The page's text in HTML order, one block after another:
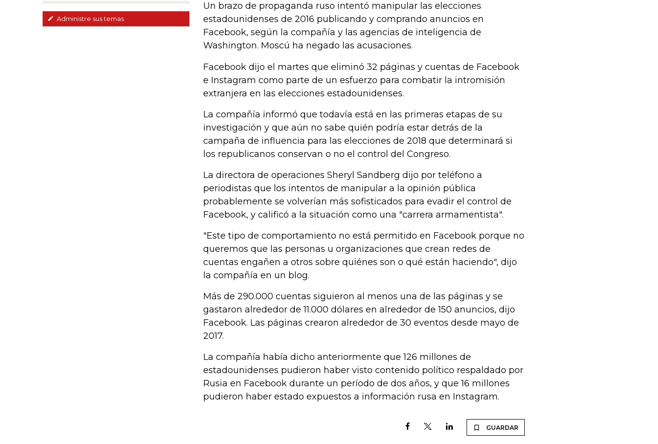
Administre sus temas
Un brazo de propaganda ruso intentó manipular las elecciones
estadounidenses de 2016 publicando y comprando anuncios en
Facebook, según la compañía y las agencias de inteligencia de
Washington. Moscú ha negado las acusaciones.
Facebook dijo el martes que eliminó 32 páginas y cuentas de Facebook
e Instagram como parte de un esfuerzo para combatir la intromisión
extranjera en las elecciones estadounidenses.
La compañía informó que todavía está en las primeras etapas de su
investigación y que aún no sabe quién podría estar detrás de la
campaña de influencia para las elecciones de 2018 que determinará si
los republicanos conservan o no el control del Congreso.
La directora de operaciones Sheryl Sandberg dijo por teléfono a
periodistas que los intentos de manipular a la opinión pública
probablemente se volverían más sofisticados para evadir el control de
Facebook, y calificó a la situación como una "carrera armamentista".
"Este tipo de comportamiento no está permitido en Facebook porque no
queremos que las personas u organizaciones que crean redes de
cuentas engañen a otros sobre quiénes son o qué están haciendo", dijo
la compañía en un blog.
Más de 290.000 cuentas siguieron al menos una de las páginas y se
gastaron alrededor de 11.000 dólares en alrededor de 150 anuncios, dijo
Facebook. Las páginas crearon alrededor de 30 eventos desde mayo de
2017.
La compañía había dicho anteriormente que 126 millones de
estadounidenses pudieron haber visto contenido político respaldado por
Rusia en Facebook durante un período de dos años, y que 16 millones
pudieron haber estado expuestos a información rusa en Instagram.
GUARDAR